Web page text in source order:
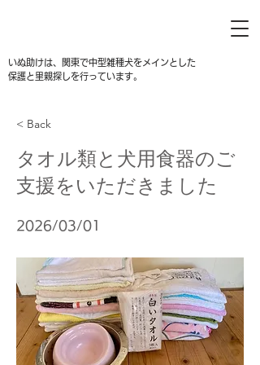
いぬ助けは、関東で中型雑種犬をメインとした
保護と里親探しを行っています。
< Back
タオル類と犬用食器のご
支援をいただきました
2026/03/01